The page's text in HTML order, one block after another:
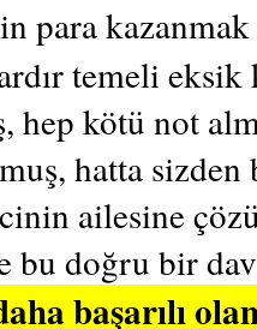
para
temeli eksik
hep kötü not
hatta
ailesine
bu doğru bir
başarılı